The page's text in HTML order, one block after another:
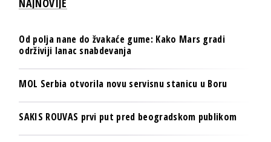
Od polja nane do žvakaće gume: Kako Mars gradi
održiviji lanac snabdevanja
MOL Serbia otvorila novu servisnu stanicu u Boru
SAKIS ROUVAS prvi put pred beogradskom publikom